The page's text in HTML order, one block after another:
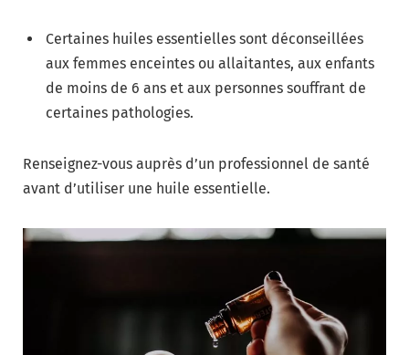
Certaines huiles essentielles sont déconseillées
aux femmes enceintes ou allaitantes, aux enfants
de moins de 6 ans et aux personnes souffrant de
certaines pathologies.
Renseignez-vous auprès d’un professionnel de santé
avant d’utiliser une huile essentielle.